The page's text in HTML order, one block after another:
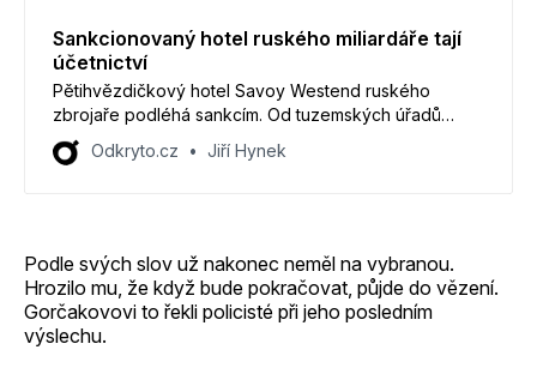
Sankcionovaný hotel ruského miliardáře tají
účetnictví
Pětihvězdičkový hotel Savoy Westend ruského
zbrojaře podléhá sankcím. Od tuzemských úřadů
dostal výjimku a může přijímat hosty. Ta se však
nevztahuje na povinné zveřejňování údajů o
Odkryto.cz Jiří Hynek
Podle svých slov už nakonec neměl na vybranou.
Hrozilo mu, že když bude pokračovat, půjde do vězení.
Gorčakovovi to řekli policisté při jeho posledním
výslechu.